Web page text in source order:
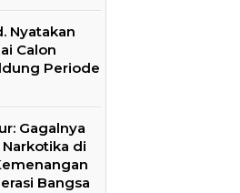
Nyatakan
Calon
Periode
Gagalnya
di
Bangsa